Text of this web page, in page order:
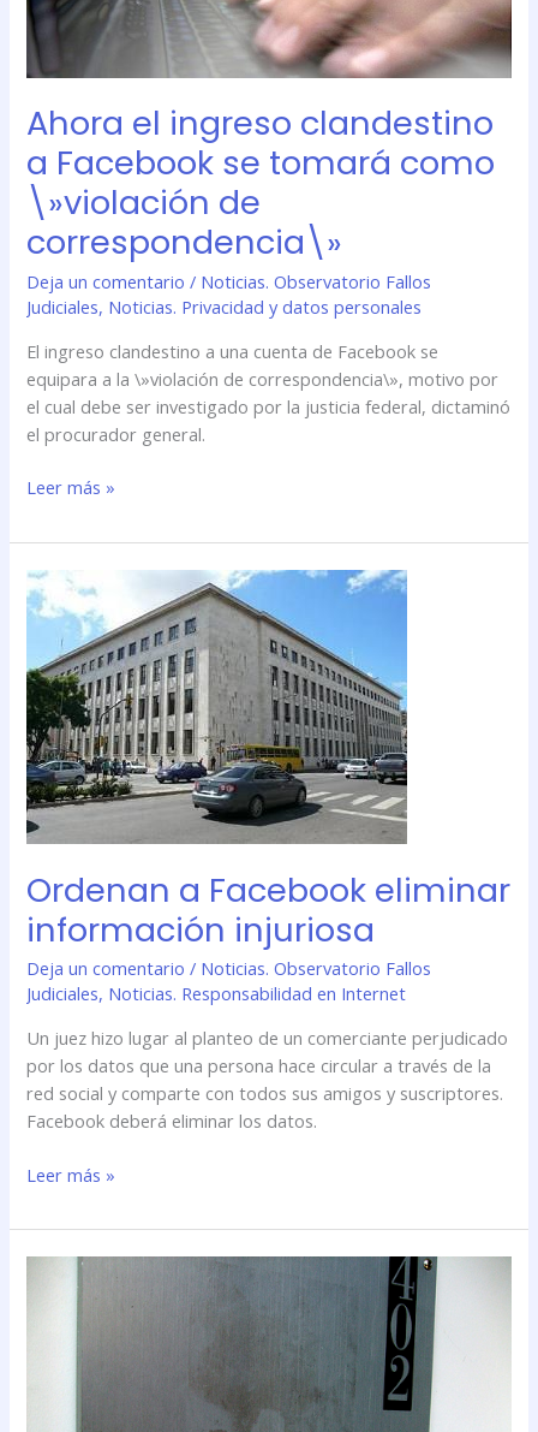
Ahora el ingreso clandestino
a Facebook se tomará como
\»violación de
correspondencia\»
Deja un comentario / Noticias. Observatorio Fallos
Judiciales, Noticias. Privacidad y datos personales
El ingreso clandestino a una cuenta de Facebook se
equipara a la \»violación de correspondencia\», motivo por
el cual debe ser investigado por la justicia federal, dictaminó
el procurador general.
tomará
como
\»violación
correspondencia\»
Leer más »
Ordenan a Facebook eliminar
información injuriosa
Deja un comentario / Noticias. Observatorio Fallos
Judiciales, Noticias. Responsabilidad en Internet
Un juez hizo lugar al planteo de un comerciante perjudicado
por los datos que una persona hace circular a través de la
red social y comparte con todos sus amigos y suscriptores.
Facebook deberá eliminar los datos.
Ordenan
a
Facebook
eliminar
información
injuriosa
Leer más »